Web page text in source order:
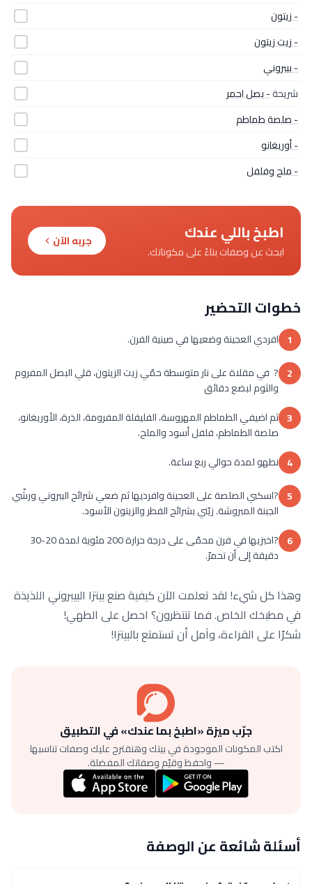
- زيتون
- زيت زيتون
- بيبروني
شريحة- بصل احمر
- صلصة طماطم
- أوريغانو
- ملح وفلفل
اطبخ باللي عندك
ابحث عن وصفات بناءً على مكوناتك.
جربه الآن
خطوات التحضير
1 افردي العجينة وضعيها في صينية الفرن.
2 ? في مقلاة على نار متوسطة حمّي زيت الزيتون، قلي البصل المفروم
والثوم لبضع دقائق
3 ثم اضيفي الطماطم المهروسة، الفليفلة المفرومة، الذرة، الأوريغانو،
صلصة الطماطم، فلفل أسود والملح.
4 نطهو لمدة حوالي ربع ساعة.
5 ?اسكبي الصلصة على العجينة وافرديها ثم ضعي شرائح الببروني ورشّي
الجبنة المبروشة. زيّني بشرائح الفطر والزيتون الأسود.
6
?اخبزيها في فرن محمّى على درجة حرارة 200 مئوية لمدة 20-30
دقيقة إلى أن تحمرّ.
وهذا كل شيء! لقد تعلمت الآن كيفية صنع بيتزا البيبروني اللذيذة
في مطبخك الخاص. فما تنتظرون؟ احصل على الطهي!
شكرًا على القراءة، وآمل أن تستمتع بالبيتزا!
جرّب ميزة «اطبخ بما عندك» في التطبيق
اكتب المكونات الموجودة في بيتك وهنقترح عليك وصفات تناسبها
— واحفظ وقيّم وصفاتك المفضلة.
أسئلة شائعة عن الوصفة